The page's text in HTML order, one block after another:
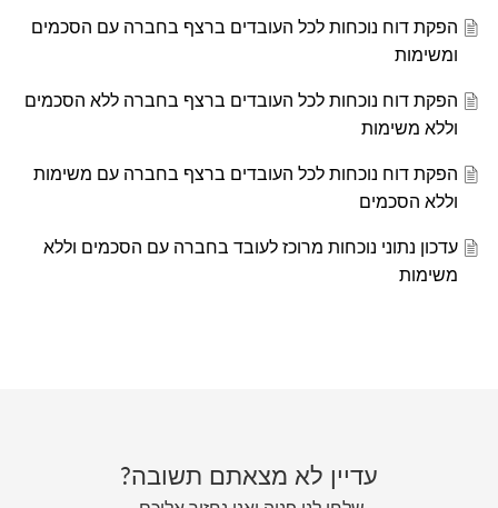
הפקת דוח נוכחות לכל העובדים ברצף בחברה עם הסכמים
ומשימות
הפקת דוח נוכחות לכל העובדים ברצף בחברה ללא הסכמים
וללא משימות
הפקת דוח נוכחות לכל העובדים ברצף בחברה עם משימות
וללא הסכמים
עדכון נתוני נוכחות מרוכז לעובד בחברה עם הסכמים וללא
משימות
עדיין לא מצאתם תשובה?